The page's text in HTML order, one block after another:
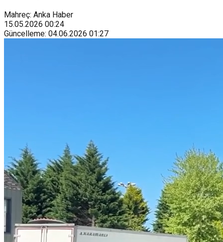
Mahreç: Anka Haber
15.05.2026 00:24
Güncelleme: 04.06.2026 01:27